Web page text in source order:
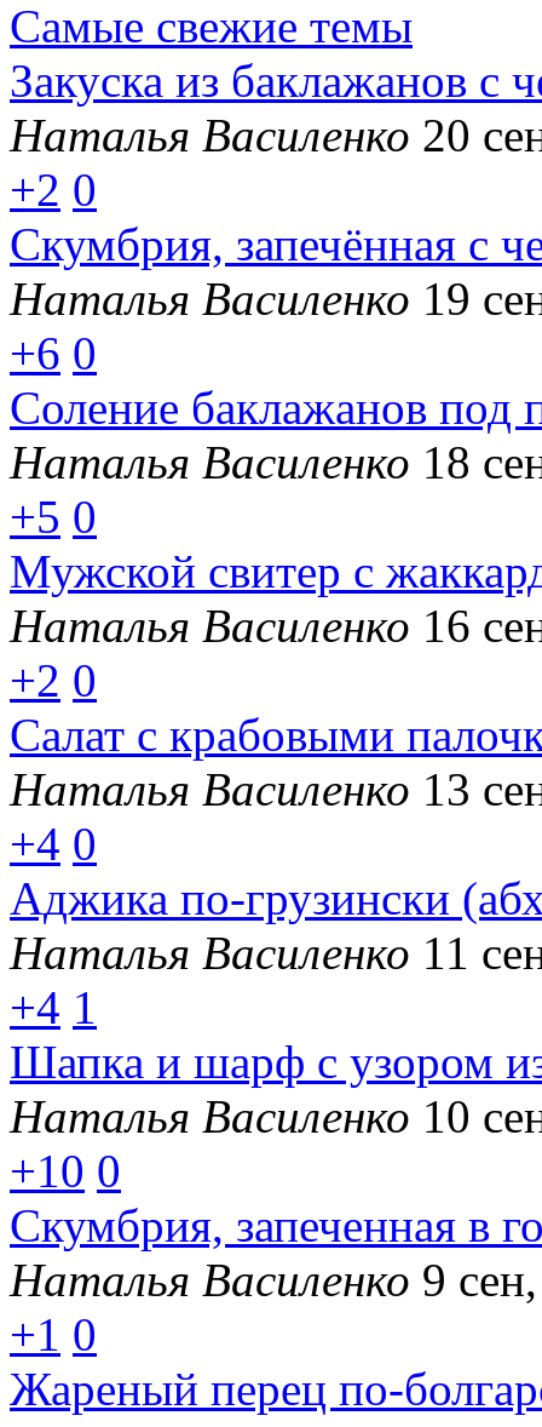
Самые свежие темы
Закуска из баклажанов с
Наталья Василенко 20
+2 0
Скумбрия, запечённая с
Наталья Василенко 19
+6 0
Соление баклажанов под
Наталья Василенко 18
+5 0
Мужской свитер с
Наталья Василенко 16
+2 0
Салат с крабовыми
Наталья Василенко 13
+4 0
Аджика по-грузински
Наталья Василенко 11
+4 1
Шапка и шарф с узором
Наталья Василенко 10
+10 0
Скумбрия, запеченная в
Наталья Василенко 9
+1 0
Жареный перец по-